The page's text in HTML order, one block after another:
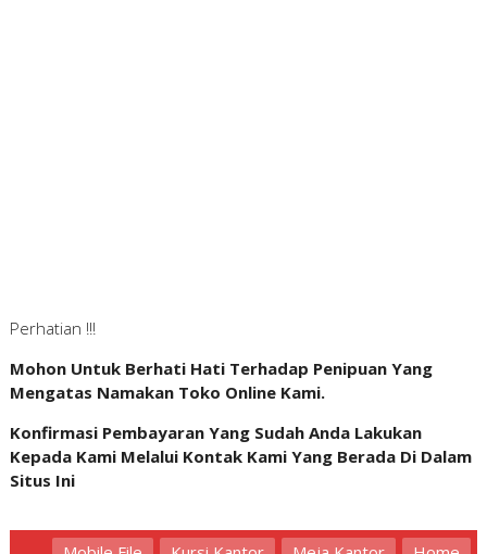
Perhatian !!!
Mohon Untuk Berhati Hati Terhadap Penipuan Yang
Mengatas Namakan Toko Online Kami.
Konfirmasi Pembayaran Yang Sudah Anda Lakukan
Kepada Kami Melalui Kontak Kami Yang Berada Di Dalam
Situs Ini